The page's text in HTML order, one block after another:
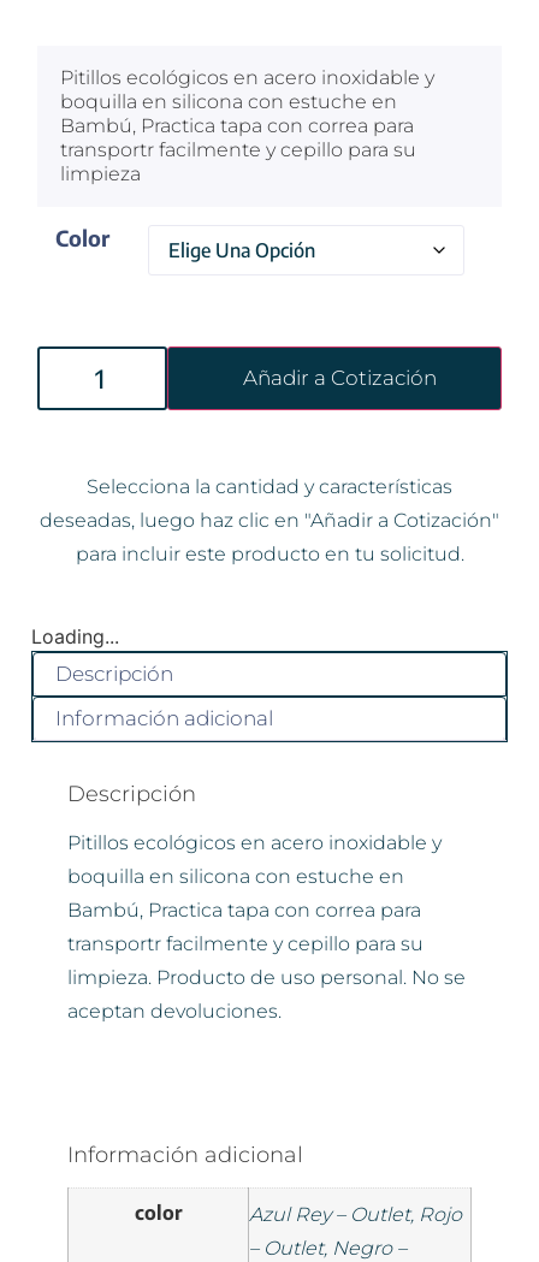
Pitillos ecológicos en acero inoxidable y
boquilla en silicona con estuche en
Bambú, Practica tapa con correa para
transportr facilmente y cepillo para su
limpieza
Color
Añadir a Cotización
Selecciona la cantidad y características
deseadas, luego haz clic en "Añadir a Cotización"
para incluir este producto en tu solicitud.
Loading...
Descripción
Información adicional
Descripción
Pitillos ecológicos en acero inoxidable y
boquilla en silicona con estuche en
Bambú, Practica tapa con correa para
transportr facilmente y cepillo para su
limpieza. Producto de uso personal. No se
aceptan devoluciones.
Información adicional
color
Azul Rey – Outlet, Rojo
– Outlet, Negro –